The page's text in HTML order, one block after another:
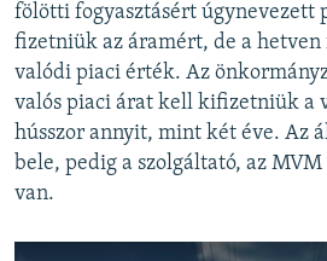
fölötti fogyasztásért úgynevezett
fizetniük az áramért, de a
valódi piaci érték. Az
valós piaci árat kell kifizetniük a
hússzor annyit, mint két éve. Az
bele, pedig a szolgáltató, az
van.